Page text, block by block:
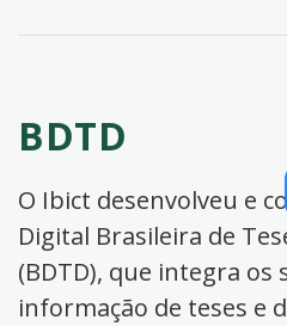
BDTD
O Ibict desenvolveu e
Digital Brasileira de
(BDTD), que integra os
informação de teses e